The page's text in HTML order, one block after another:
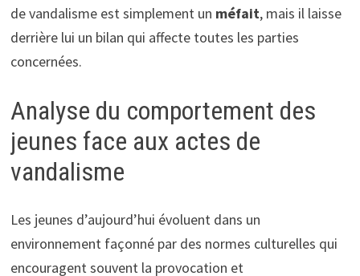
de vandalisme est simplement un méfait, mais il laisse
derrière lui un bilan qui affecte toutes les parties
concernées.
Analyse du comportement des
jeunes face aux actes de
vandalisme
Les jeunes d’aujourd’hui évoluent dans un
environnement façonné par des normes culturelles qui
encouragent souvent la provocation et